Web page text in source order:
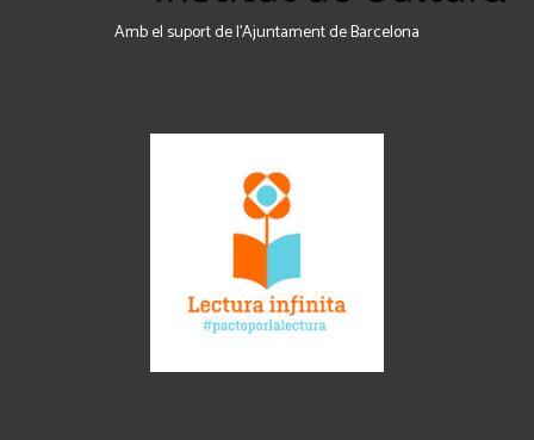
Amb el suport de l’Ajuntament de Barcelona